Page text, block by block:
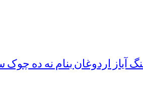
آیاز اردوغان بنام نه ده